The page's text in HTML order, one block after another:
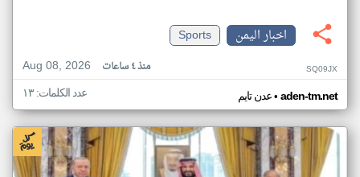
اخبار اليمن
Sports
Aug 08, 2026
منذ ٤ ساعات SQ09JX
عدن تايم• aden-tm.net عدد الكلمات: ١٣